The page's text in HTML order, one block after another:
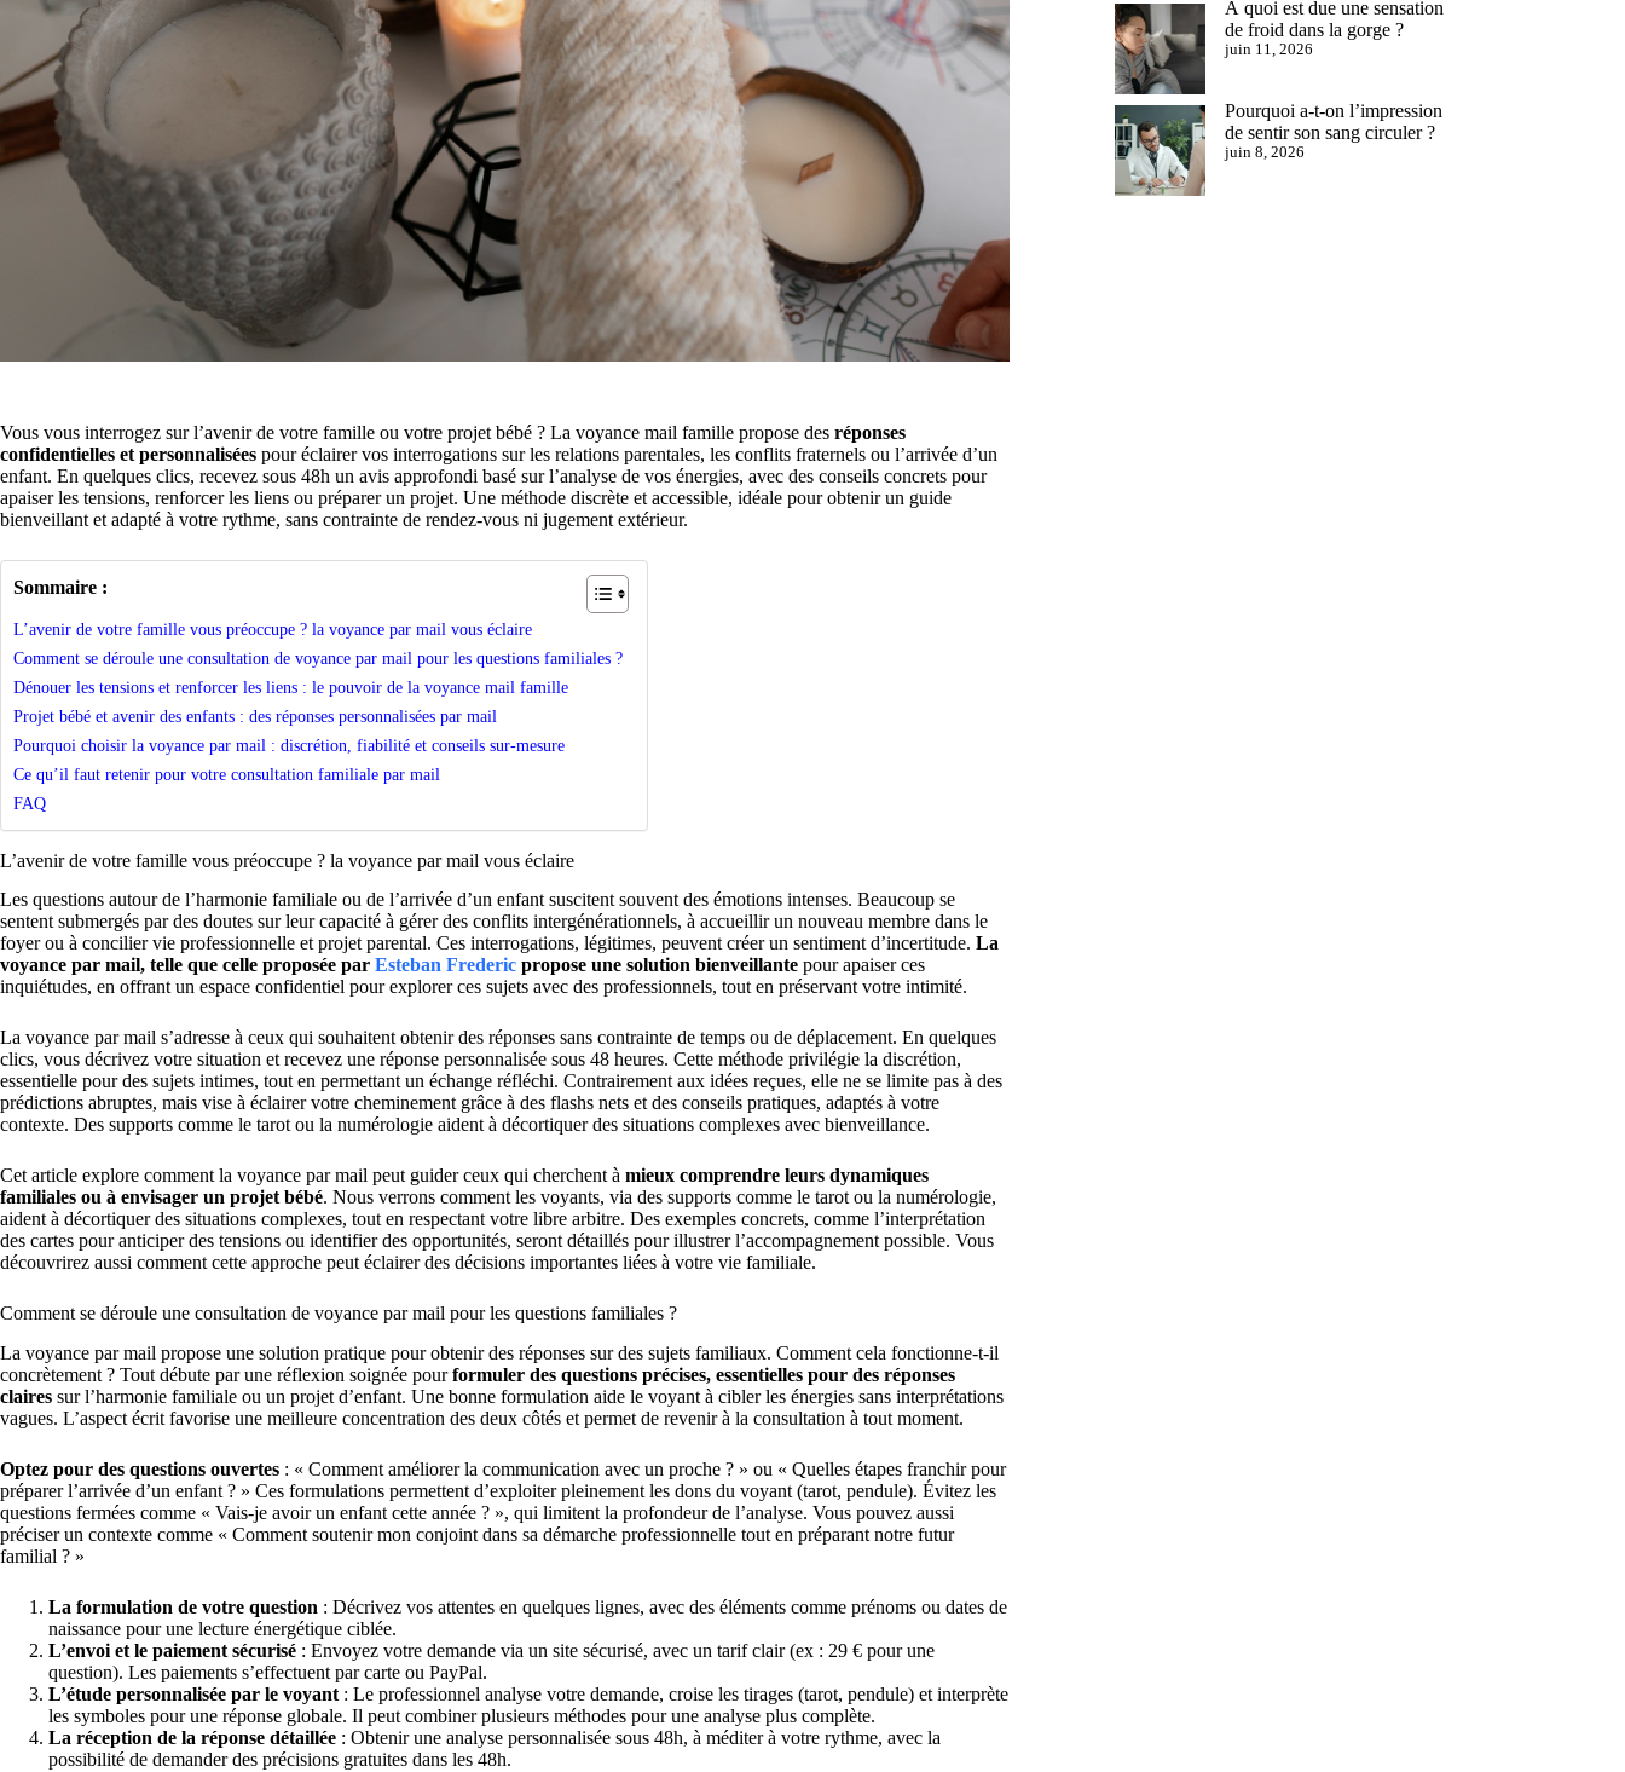
Vous vous interrogez sur l’avenir de votre famille ou votre projet bébé ? La voyance mail famille propose des réponses
confidentielles et personnalisées pour éclairer vos interrogations sur les relations parentales, les conflits fraternels ou l’arrivée d’un
enfant. En quelques clics, recevez sous 48h un avis approfondi basé sur l’analyse de vos énergies, avec des conseils concrets pour
apaiser les tensions, renforcer les liens ou préparer un projet. Une méthode discrète et accessible, idéale pour obtenir un guide
bienveillant et adapté à votre rythme, sans contrainte de rendez-vous ni jugement extérieur.
Sommaire :
L’avenir de votre famille vous préoccupe ? la voyance par mail vous éclaire
Comment se déroule une consultation de voyance par mail pour les questions familiales ?
Dénouer les tensions et renforcer les liens : le pouvoir de la voyance mail famille
Projet bébé et avenir des enfants : des réponses personnalisées par mail
Pourquoi choisir la voyance par mail : discrétion, fiabilité et conseils sur-mesure
Ce qu’il faut retenir pour votre consultation familiale par mail
FAQ
L’avenir de votre famille vous préoccupe ? la voyance par mail vous éclaire
Les questions autour de l’harmonie familiale ou de l’arrivée d’un enfant suscitent souvent des émotions intenses. Beaucoup se
sentent submergés par des doutes sur leur capacité à gérer des conflits intergénérationnels, à accueillir un nouveau membre dans le
foyer ou à concilier vie professionnelle et projet parental. Ces interrogations, légitimes, peuvent créer un sentiment d’incertitude. La
voyance par mail, telle que celle proposée par Esteban Frederic propose une solution bienveillante pour apaiser ces
inquiétudes, en offrant un espace confidentiel pour explorer ces sujets avec des professionnels, tout en préservant votre intimité.
La voyance par mail s’adresse à ceux qui souhaitent obtenir des réponses sans contrainte de temps ou de déplacement. En quelques
clics, vous décrivez votre situation et recevez une réponse personnalisée sous 48 heures. Cette méthode privilégie la discrétion,
essentielle pour des sujets intimes, tout en permettant un échange réfléchi. Contrairement aux idées reçues, elle ne se limite pas à des
prédictions abruptes, mais vise à éclairer votre cheminement grâce à des flashs nets et des conseils pratiques, adaptés à votre
contexte. Des supports comme le tarot ou la numérologie aident à décortiquer des situations complexes avec bienveillance.
Cet article explore comment la voyance par mail peut guider ceux qui cherchent à mieux comprendre leurs dynamiques
familiales ou à envisager un projet bébé. Nous verrons comment les voyants, via des supports comme le tarot ou la numérologie,
aident à décortiquer des situations complexes, tout en respectant votre libre arbitre. Des exemples concrets, comme l’interprétation
des cartes pour anticiper des tensions ou identifier des opportunités, seront détaillés pour illustrer l’accompagnement possible. Vous
découvrirez aussi comment cette approche peut éclairer des décisions importantes liées à votre vie familiale.
Comment se déroule une consultation de voyance par mail pour les questions familiales ?
La voyance par mail propose une solution pratique pour obtenir des réponses sur des sujets familiaux. Comment cela fonctionne-t-il
concrètement ? Tout débute par une réflexion soignée pourformuler des questions précises, essentielles pour des réponses
claires sur l’harmonie familiale ou un projet d’enfant. Une bonne formulation aide le voyant à cibler les énergies sans interprétations
vagues. L’aspect écrit favorise une meilleure concentration des deux côtés et permet de revenir à la consultation à tout moment.
Optez pour des questions ouvertes : « Comment améliorer la communication avec un proche ? » ou « Quelles étapes franchir pour
préparer l’arrivée d’un enfant ? » Ces formulations permettent d’exploiter pleinement les dons du voyant (tarot, pendule). Évitez les
questions fermées comme « Vais-je avoir un enfant cette année ? », qui limitent la profondeur de l’analyse. Vous pouvez aussi
préciser un contexte comme « Comment soutenir mon conjoint dans sa démarche professionnelle tout en préparant notre futur
familial ? »
La formulation de votre question : Décrivez vos attentes en quelques lignes, avec des éléments comme prénoms ou dates de
naissance pour une lecture énergétique ciblée.
L’envoi et le paiement sécurisé : Envoyez votre demande via un site sécurisé, avec un tarif clair (ex : 29 € pour une
question). Les paiements s’effectuent par carte ou PayPal.
L’étude personnalisée par le voyant : Le professionnel analyse votre demande, croise les tirages (tarot, pendule) et interprète
les symboles pour une réponse globale. Il peut combiner plusieurs méthodes pour une analyse plus complète.
La réception de la réponse détaillée : Obtenir une analyse personnalisée sous 48h, à méditer à votre rythme, avec la
possibilité de demander des précisions gratuites dans les 48h.
À quoi est due une sensation
de froid dans la gorge ?
juin 11, 2026
Pourquoi a-t-on l’impression
de sentir son sang circuler ?
juin 8, 2026